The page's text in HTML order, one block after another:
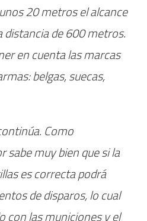
20 metros el alcance
distancia de 600 metros.
en cuenta las marcas
belgas, suecas,
Como
muy bien que si la
es correcta podrá
de disparos, lo cual
con las municiones y el